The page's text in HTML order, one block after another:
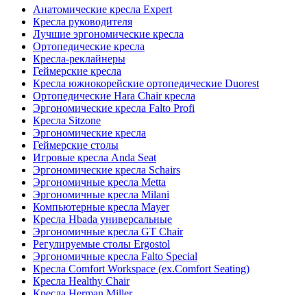
Анатомические кресла Expert
Кресла руководителя
Лучшие эргономические кресла
Ортопедические кресла
Кресла-реклайнеры
Геймерские кресла
Кресла южнокорейские ортопедические Duorest
Ортопедические Hara Chair кресла
Эргономические кресла Falto Profi
Кресла Sitzone
Эргономические кресла
Геймерские столы
Игровые кресла Anda Seat
Эргономические кресла Schairs
Эргономичные кресла Metta
Эргономичные кресла Milani
Компьютерные кресла Mayer
Кресла Hbada универсальные
Эргономичные кресла GT Chair
Регулируемые столы Ergostol
Эргономичные кресла Falto Special
Кресла Comfort Workspace (ex.Comfort Seating)
Кресла Healthy Chair